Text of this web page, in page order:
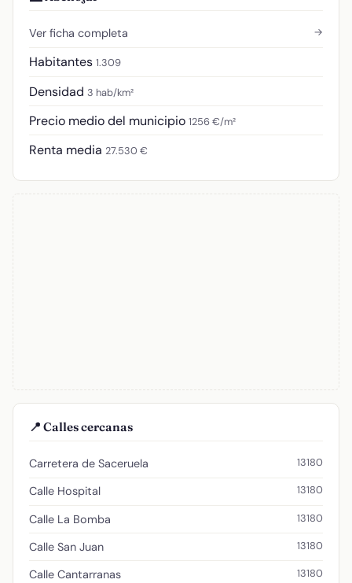
Ver ficha completa →
Habitantes 1.309
Densidad 3 hab/km²
Precio medio del municipio 1256 €/m²
Renta media 27.530 €
📍 Calles cercanas
Carretera de Saceruela 13180
Calle Hospital 13180
Calle La Bomba 13180
Calle San Juan 13180
Calle Cantarranas 13180